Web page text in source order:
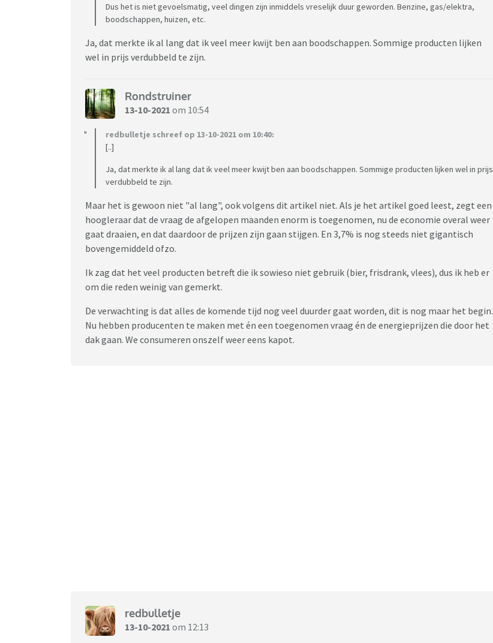
Dus het is niet gevoelsmatig, veel dingen zijn inmiddels vreselijk duur geworden. Benzine, gas/elektra,
boodschappen, huizen, etc.
Ja, dat merkte ik al lang dat ik veel meer kwijt ben aan boodschappen. Sommige producten lijken
wel in prijs verdubbeld te zijn.
Rondstruiner
13-10-2021 om 10:54
redbulletje schreef op 13-10-2021 om 10:40:
[..]
Ja, dat merkte ik al lang dat ik veel meer kwijt ben aan boodschappen. Sommige producten lijken wel in prijs
verdubbeld te zijn.
Maar het is gewoon niet "al lang", ook volgens dit artikel niet. Als je het artikel goed leest, zegt een
hoogleraar dat de vraag de afgelopen maanden enorm is toegenomen, nu de economie overal weer
gaat draaien, en dat daardoor de prijzen zijn gaan stijgen. En 3,7% is nog steeds niet gigantisch
bovengemiddeld ofzo.
Ik zag dat het veel producten betreft die ik sowieso niet gebruik (bier, frisdrank, vlees), dus ik heb er
om die reden weinig van gemerkt.
De verwachting is dat alles de komende tijd nog veel duurder gaat worden, dit is nog maar het begin.
Nu hebben producenten te maken met én een toegenomen vraag én de energieprijzen die door het
dak gaan. We consumeren onszelf weer eens kapot.
redbulletje
13-10-2021 om 12:13